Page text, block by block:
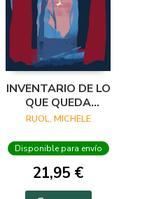
INVENTARIO DE LO
QUE QUEDA
CUANDO EL
RUOL, MICHELE
Disponible para envío
21,95 €